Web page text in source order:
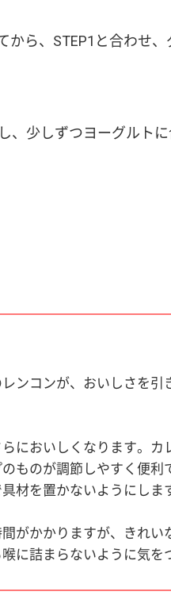
ら、STEP1と合わせ
少しずつヨーグルトに
ンコンが、おいしさを
においしくなります。
ものが調節しやすく便
材を置かないようにし
がかかりますが、きれ
に詰まらないように気を